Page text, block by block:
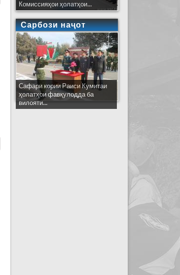
Комиссияҳои ҳолатҳои...
Сарбози наҷот
Сафари кории Раиси Кумитаи
ҳолатҳои фавқулодда ба
вилояти...